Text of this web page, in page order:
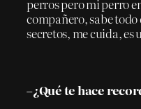
perros pero mi perro
compañero, sabe
secretos, me cuida, es
–¿Qué te hace